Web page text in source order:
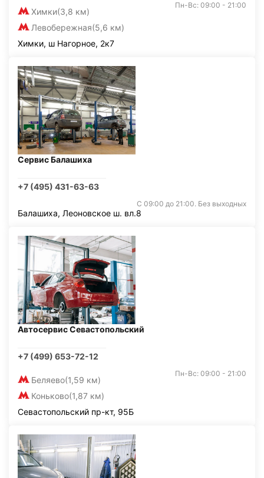
Химки(3,8 км)
Левобережная(5,6 км)
Пн-Вс: 09:00 - 21:00
Химки, ш Нагорное, 2к7
Сервис Балашиха
+7 (495) 431-63-63
С 09:00 до 21:00. Без выходных
Балашиха, Леоновское ш. вл.8
Автосервис Севастопольский
+7 (499) 653-72-12
Беляево(1,59 км)
Коньково(1,87 км)
Пн-Вс: 09:00 - 21:00
Севастопольский пр-кт, 95Б